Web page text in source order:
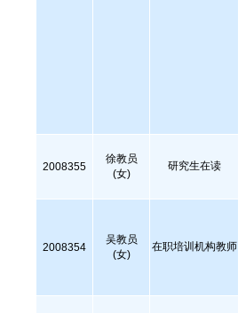
2008355
徐教员
(女)
研究生在读
2008354
吴教员
(女)
在职培训机构教师